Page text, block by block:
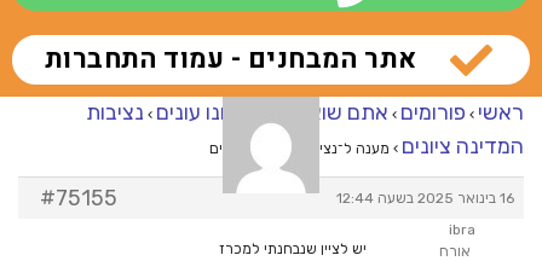
אתר המבחנים - עמוד התחברות
ראשי › פורומים › אתם שואלים – אנחנו עונים › נציבות
המדינה ציונים › מענה ל־נציבות המדינה ציונים
16 בינואר 2025 בשעה 12:44 #75155
ibra
אורח
יש לציין שנבחנתי למכרז